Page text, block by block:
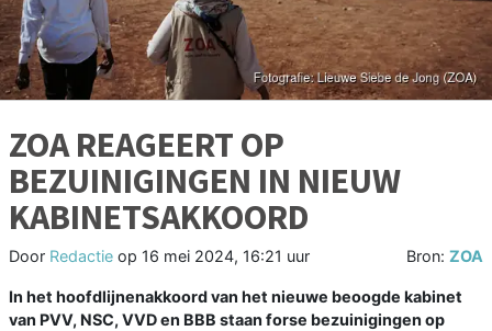
ZOA REAGEERT OP
BEZUINIGINGEN IN NIEUW
KABINETSAKKOORD
Door Redactie op 16 mei 2024, 16:21 uur Bron: ZOA
In het hoofdlijnenakkoord van het nieuwe beoogde kabinet
van PVV, NSC, VVD en BBB staan forse bezuinigingen op